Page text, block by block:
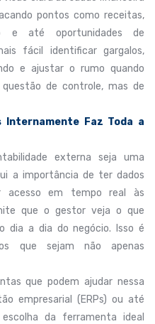
pontos como receitas,
e até oportunidades de
fácil identificar gargalos,
e ajustar o rumo quando
de controle, mas de
Internamente Faz Toda a
externa seja uma
a importância de ter dados
acesso em tempo real às
que o gestor veja o que
dia a dia do negócio. Isso é
que sejam não apenas
que podem ajudar nessa
empresarial (ERPs) ou até
da ferramenta ideal